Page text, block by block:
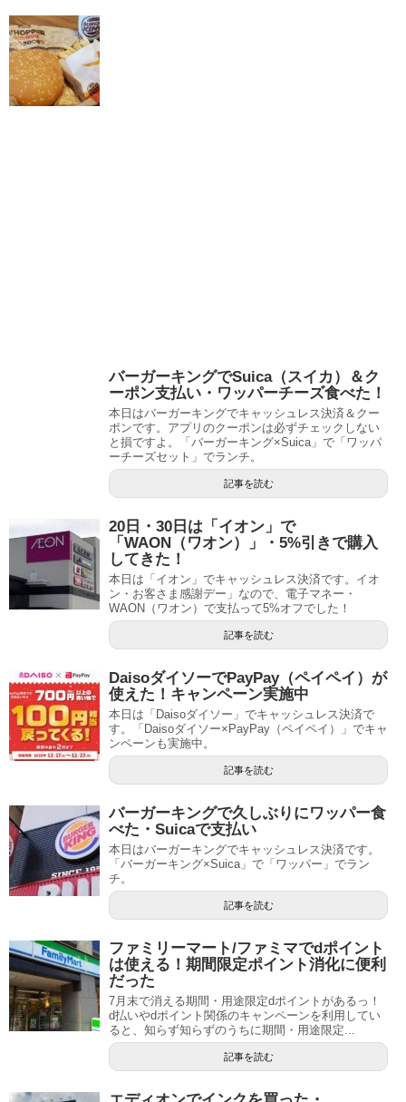
バーガーキングでSuica（スイカ）＆ク
ーポン支払い・ワッパーチーズ食べた！
本日はバーガーキングでキャッシュレス決済＆クー
ポンです。アプリのクーポンは必ずチェックしない
と損ですよ。「バーガーキング×Suica」で「ワッパ
ーチーズセット」でランチ。
記事を読む
20日・30日は「イオン」で
「WAON（ワオン）」・5%引きで購入
してきた！
本日は「イオン」でキャッシュレス決済です。イオ
ン・お客さま感謝デー」なので、電子マネー・
WAON（ワオン）で支払って5%オフでした！
記事を読む
DaisoダイソーでPayPay（ペイペイ）が
使えた！キャンペーン実施中
本日は「Daisoダイソー」でキャッシュレス決済で
す。「Daisoダイソー×PayPay（ペイペイ）」でキャ
ンペーンも実施中。
記事を読む
バーガーキングで久しぶりにワッパー食
べた・Suicaで支払い
本日はバーガーキングでキャッシュレス決済です。
「バーガーキング×Suica」で「ワッパー」でラン
チ。
記事を読む
ファミリーマート/ファミマでdポイント
は使える！期間限定ポイント消化に便利
だった
7月末で消える期間・用途限定dポイントがあるっ！
d払いやdポイント関係のキャンペーンを利用してい
ると、知らず知らずのうちに期間・用途限定...
記事を読む